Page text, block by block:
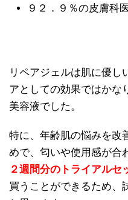
９２．９％の皮膚科
リペアジェルは肌に優し
アとしての効果ではかな
美容液でした。
特に、年齢肌の悩みを改
めで、匂いや使用感が合
２週間分のトライアルセ
買うことができるため、